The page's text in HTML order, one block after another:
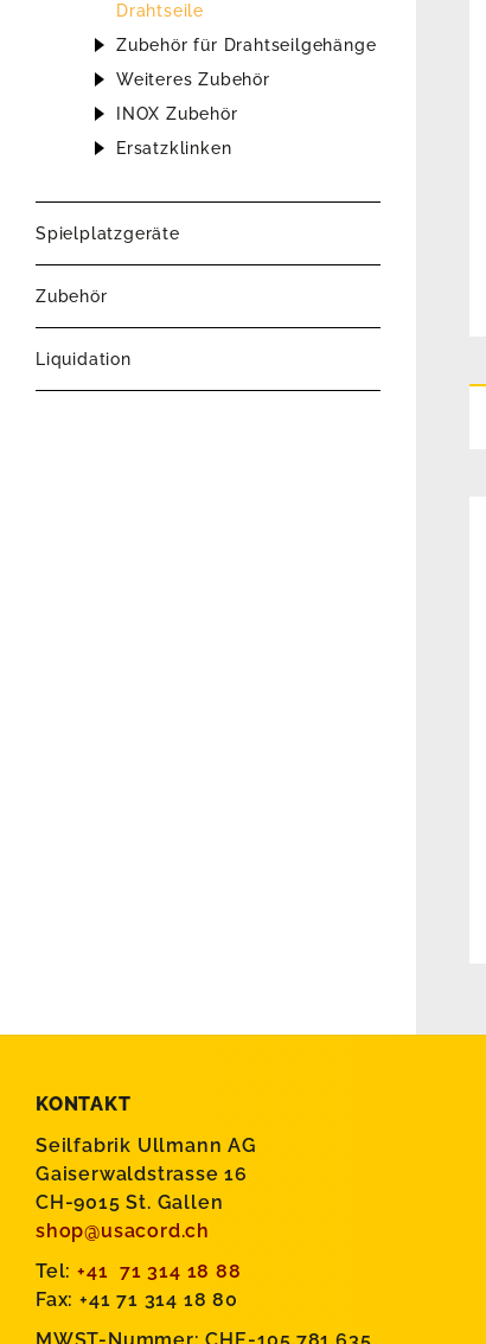
Drahtseile
Zubehör für Drahtseilgehänge
Weiteres Zubehör
INOX Zubehör
Ersatzklinken
Spielplatzgeräte
Zubehör
Liquidation
KONTAKT
Seilfabrik Ullmann AG
Gaiserwaldstrasse 16
CH-9015 St. Gallen
shop@usacord.ch
Tel: +41 71 314 18 88
Fax: +41 71 314 18 80